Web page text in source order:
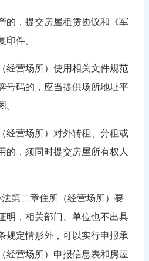
，提交房屋租赁协议和《军
印件。
营场所）使用相关文件规范
号码的，应当提供场所地址平
。
营场所）对外转租、分租或
的，须同时提交房屋所有权人
第二章住所（经营场所）要
明，相关部门、单位也不出具
规定情形外，可以实行申报承
经营场所）申报信息表和房屋